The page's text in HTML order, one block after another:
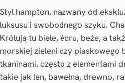
Styl hampton, nazwany od
luksusu i swobodnego szyku.
Królują tu biele, écru, beże, a
morskiej zieleni czy piaskowego
tkaninami, często z elementami
takie jak len, bawełna, drewno,